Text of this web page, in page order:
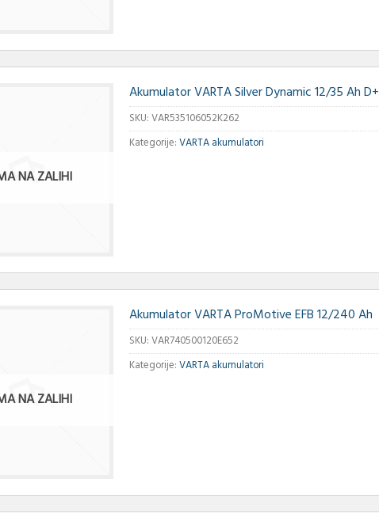
NA ZALIHI
Akumulator VARTA Silver Dynamic 12/35 Ah D+
SKU:VAR535106052K262
Kategorije:VARTA akumulatori
NA ZALIHI
Akumulator VARTA ProMotive EFB 12/240 Ah
SKU:VAR740500120E652
Kategorije:VARTA akumulatori